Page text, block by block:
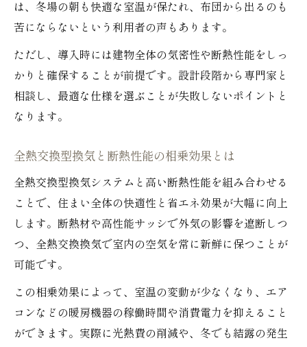
は、冬場の朝も快適な室温が保たれ、布団から出るのも
苦にならないという利用者の声もあります。
ただし、導入時には建物全体の気密性や断熱性能をしっ
かりと確保することが前提です。設計段階から専門家と
相談し、最適な仕様を選ぶことが失敗しないポイントと
なります。
全熱交換型換気と断熱性能の相乗効果とは
全熱交換型換気システムと高い断熱性能を組み合わせる
ことで、住まい全体の快適性と省エネ効果が大幅に向上
します。断熱材や高性能サッシで外気の影響を遮断しつ
つ、全熱交換換気で室内の空気を常に新鮮に保つことが
可能です。
この相乗効果によって、室温の変動が少なくなり、エア
コンなどの暖房機器の稼働時間や消費電力を抑えること
ができます。実際に光熱費の削減や、冬でも結露の発生